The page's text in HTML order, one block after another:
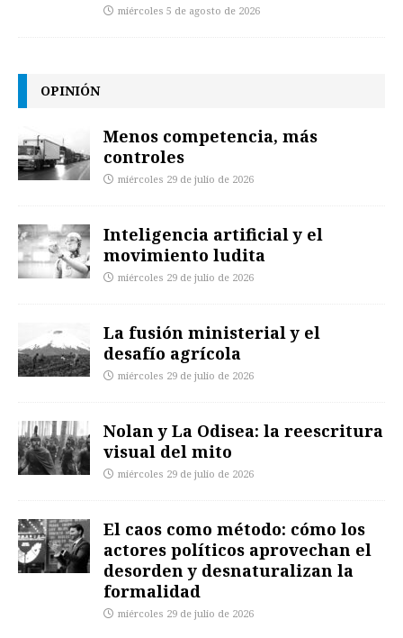
miércoles 5 de agosto de 2026
OPINIÓN
Menos competencia, más
controles
miércoles 29 de julio de 2026
Inteligencia artificial y el
movimiento ludita
miércoles 29 de julio de 2026
La fusión ministerial y el
desafío agrícola
miércoles 29 de julio de 2026
Nolan y La Odisea: la reescritura
visual del mito
miércoles 29 de julio de 2026
El caos como método: cómo los
actores políticos aprovechan el
desorden y desnaturalizan la
formalidad
miércoles 29 de julio de 2026